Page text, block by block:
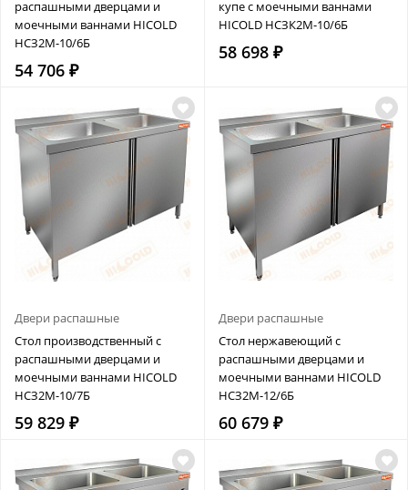
распашными дверцами и
моечными ваннами HICOLD
НСЗ2М-10/6Б
54 706 ₽
купе с моечными ваннами
HICOLD НСЗК2М-10/6Б
58 698 ₽
Двери распашные
Стол производственный с
распашными дверцами и
моечными ваннами HICOLD
НСЗ2М-10/7Б
59 829 ₽
Двери распашные
Стол нержавеющий с
распашными дверцами и
моечными ваннами HICOLD
НСЗ2М-12/6Б
60 679 ₽